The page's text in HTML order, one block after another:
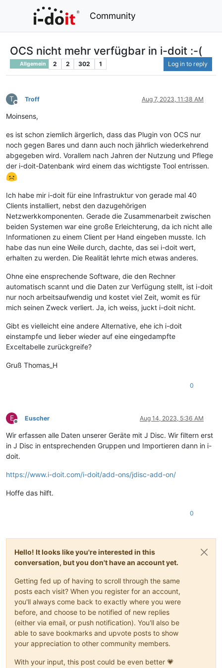
Community
OCS nicht mehr verfügbar in i-doit :-(
Allgemein 2 2 302 1 Log in to reply
T
Offline
Troff Aug 7, 2023, 11:38 AM
Moinsens,
es ist schon ziemlich ärgerlich, dass das Plugin von OCS nur
noch gegen Bares und dann auch noch jährlich wiederkehrend
abgegeben wird. Vorallem nach Jahren der Nutzung und Pflege
der i-doit-Datenbank wird einem das wichtigste Tool entrissen.
Ich habe mir i-doit für eine Infrastruktur von gerade mal 40
Clients installiert, nebst den dazugehörigen
Netzwerkkomponenten. Gerade die Zusammenarbeit zwischen
beiden Systemen war eine große Erleichterung, da ich nicht alle
Informationen zu einem Client per Hand eingeben musste. Ich
habe das nun eine Weile durch, dachte, das sei i-doit wert,
erhalten zu werden. Die Realität lehrte mich etwas anderes.
Ohne eine ensprechende Software, die den Rechner
automatisch scannt und die Daten zur Verfügung stellt, ist i-doit
nur noch arbeitsaufwendig und kostet viel Zeit, womit es für
mich seinen Zweck verliert. Ja, ich weiss, juckt i-doit nicht.
Gibt es vielleicht eine andere Alternative, ehe ich i-doit
einstampfe und lieber wieder auf eine eingedampfte
Exceltabelle zurückgreife?
Gruß Thomas_H
0
E
Offline
Euscher Aug 14, 2023, 5:36 AM
Wir erfassen alle Daten unserer Geräte mit J Disc. Wir filtern erst
in J Disc in entsprechenden Gruppen und Importieren dann in i-
doit.
https://www.i-doit.com/i-doit/add-ons/jdisc-add-on/
Hoffe das hilft.
0
Hello! It looks like you're interested in this
conversation, but you don't have an account yet.
Getting fed up of having to scroll through the same
posts each visit? When you register for an account,
you'll always come back to exactly where you were
before, and choose to be notified of new replies
(either via email, or push notification). You'll also be
able to save bookmarks and upvote posts to show
your appreciation to other community members.
With your input, this post could be even better 💗